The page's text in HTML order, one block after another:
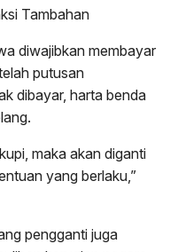
Tambahan
diwajibkan membayar
putusan
dibayar, harta benda
maka akan diganti
yang berlaku,”
pengganti juga